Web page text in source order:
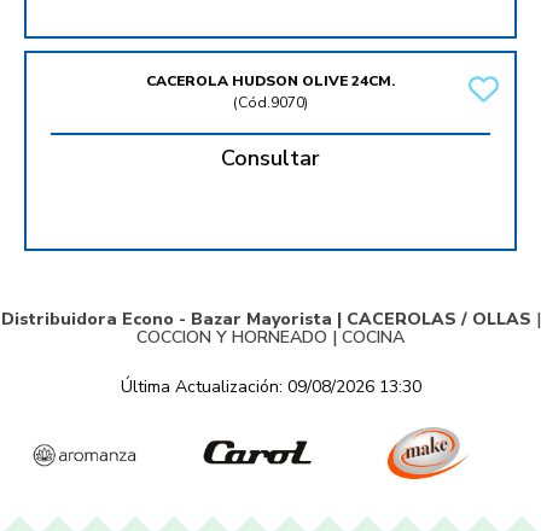
CACEROLA HUDSON OLIVE 24CM.
(Cód.9070)
Consultar
Distribuidora Econo - Bazar Mayorista | CACEROLAS / OLLAS |
COCCION Y HORNEADO | COCINA
Última Actualización: 09/08/2026 13:30